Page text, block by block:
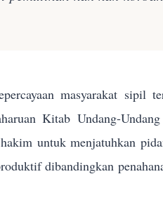
masyarakat sipil
Kitab Undang-
untuk menjatuhkan
dibandingkan